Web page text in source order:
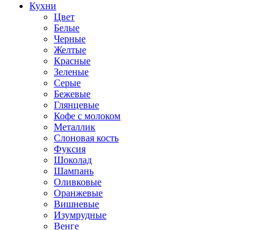
Кухни
Цвет
Белые
Черные
Желтые
Красные
Зеленые
Серые
Бежевые
Глянцевые
Кофе с молоком
Металлик
Слоновая кость
Фуксия
Шоколад
Шампань
Оливковые
Оранжевые
Вишневые
Изумрудные
Венге